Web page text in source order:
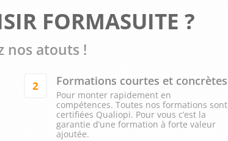
FORMASUITE ?
nos atouts !
2 Formations courtes et concrètes
Pour monter rapidement en
compétences. Toutes nos formations sont
certifiées Qualiopi. Pour vous c’est la
garantie d’une formation à forte valeur
ajoutée.